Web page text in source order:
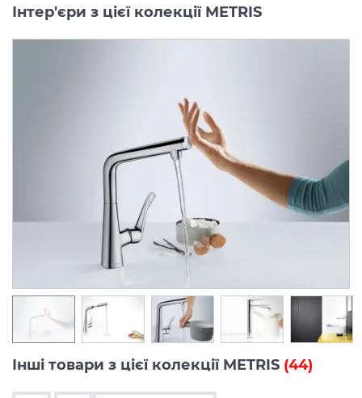
Інтер'єри з цієї колекції METRIS
Інші товари з цієї колекції METRIS (44)